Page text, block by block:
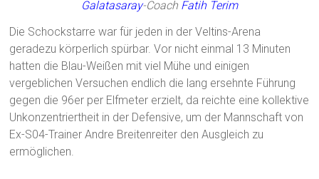
Galatasaray-Coach Fatih Terim
Die Schockstarre war für jeden in der Veltins-Arena
geradezu körperlich spürbar. Vor nicht einmal 13 Minuten
hatten die Blau-Weißen mit viel Mühe und einigen
vergeblichen Versuchen endlich die lang ersehnte Führung
gegen die 96er per Elfmeter erzielt, da reichte eine kollektive
Unkonzentriertheit in der Defensive, um der Mannschaft von
Ex-S04-Trainer Andre Breitenreiter den Ausgleich zu
ermöglichen.